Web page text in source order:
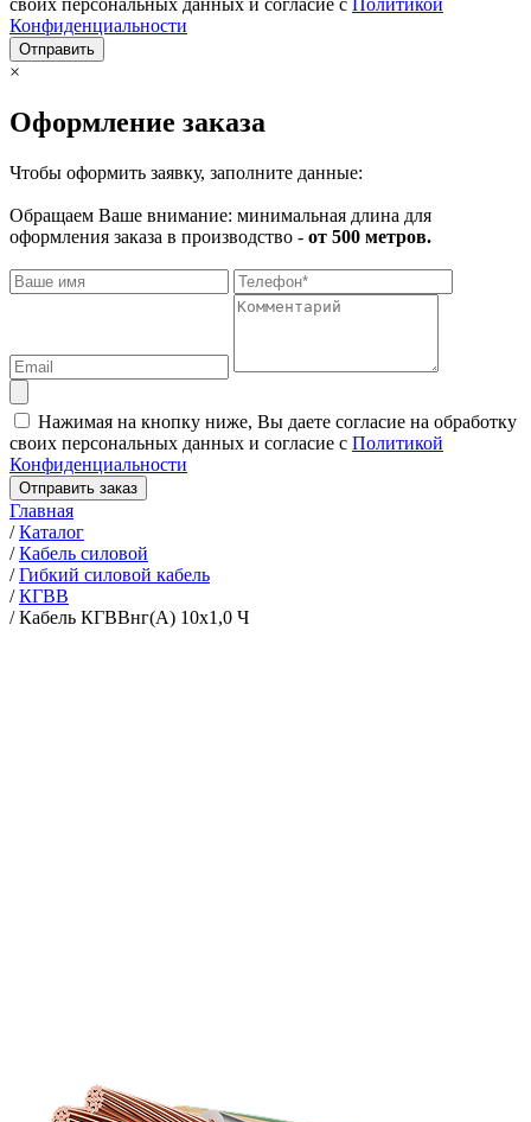
своих персональных данных и согласие с Политикой
Конфиденциальности
Отправить
×
Оформление заказа
Чтобы оформить заявку, заполните данные:
Обращаем Ваше внимание: минимальная длина для
оформления заказа в производство - от 500 метров.
Нажимая на кнопку ниже, Вы даете согласие на обработку
своих персональных данных и согласие с Политикой
Конфиденциальности
Отправить заказ
Главная
/Каталог
/Кабель силовой
/Гибкий силовой кабель
/КГВВ
/Кабель КГВВнг(А) 10х1,0 Ч